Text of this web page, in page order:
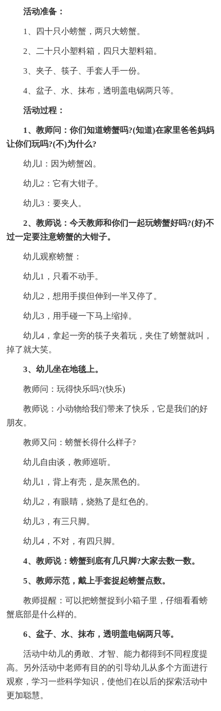
活动准备：
1、四十只小螃蟹，两只大螃蟹。
2、二十只小塑料箱，四只大塑料箱。
3、夹子、筷子、手套人手一份。
4、盆子、水、抹布，透明盖电锅两只等。
活动过程：
1、教师问：你们知道螃蟹吗?(知道)在家里爸爸妈妈
让你们玩吗?(不)为什么?
幼儿l：因为螃蟹凶。
幼儿2：它有大钳子。
幼儿3：要夹人。
2、教师说：今天教师和你们一起玩螃蟹好吗?(好)不
过一定要注意螃蟹的大钳子。
幼儿观察螃蟹：
幼儿1，只看不动手。
幼儿2，想用手摸但伸到一半又停了。
幼儿3，用手碰一下马上缩掉。
幼儿4，拿起一旁的筷子夹着玩，夹住了螃蟹就叫，
掉了就大笑。
3、幼儿坐在地毯上。
教师问：玩得快乐吗?(快乐)
教师说：小动物给我们带来了快乐，它是我们的好
朋友。
教师又问：螃蟹长得什么样子?
幼儿自由谈，教师巡听。
幼儿1，背上有壳，是灰黑色的。
幼儿2，有眼睛，烧熟了是红色的。
幼儿3，有三只脚。
幼儿4，不对，有四只脚。
4、教师说：螃蟹到底有几只脚?大家去数一数。
5、教师示范，戴上手套捉起螃蟹点数。
教师提醒：可以把螃蟹捉到小箱子里，仔细看看螃
蟹底部是什么样的。
6、盆子、水、抹布，透明盖电锅两只等。
活动中幼儿的勇敢、才智、能力都得到不同程度提
高。另外活动中老师有目的的引导幼儿从多个方面进行
观察，学习一些科学知识，使他们在以后的探索活动中
更加聪慧。